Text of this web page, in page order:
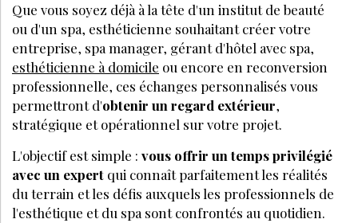
Que vous soyez déjà à la tête d'un institut de beauté
ou d'un spa, esthéticienne souhaitant créer votre
entreprise, spa manager, gérant d'hôtel avec spa,
esthéticienne à domicile ou encore en reconversion
professionnelle, ces échanges personnalisés vous
permettront d'obtenir un regard extérieur,
stratégique et opérationnel sur votre projet.
L'objectif est simple : vous offrir un temps privilégié
avec un expert qui connaît parfaitement les réalités
du terrain et les défis auxquels les professionnels de
l'esthétique et du spa sont confrontés au quotidien.